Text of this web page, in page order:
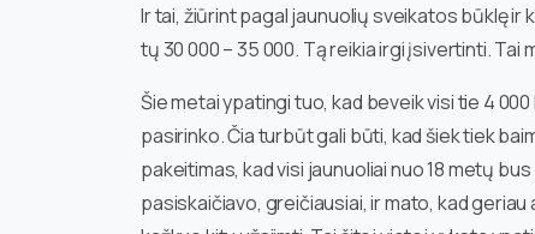
Ir tai, žiūrint pagal jaunuolių sveikatos būklę ir
tų 30 000 – 35 000. Tą reikia irgi įsivertinti. Tai
Šie metai ypatingi tuo, kad beveik visi tie 4
pasirinko. Čia turbūt gali būti, kad šiek tiek
pakeitimas, kad visi jaunuoliai nuo 18 metų
pasiskaičiavo, greičiausiai, ir mato, kad